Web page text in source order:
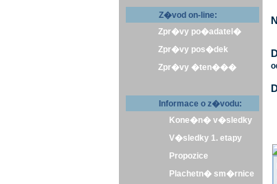
Z�vod on-line:
Zpr�vy po�adatel�
Zpr�vy pos�dek
Zpr�vy �ten���
Informace o z�vodu:
Kone�n� v�sledky
V�sledky 1. etapy
Propozice
Plachetn� sm�rnice